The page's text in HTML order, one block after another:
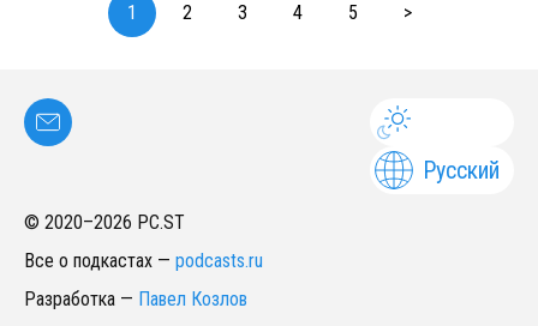
1 2 3 4 5 >
Русский
© 2020–2026 PC.ST
Все о подкастах — podcasts.ru
Разработка — Павел Козлов